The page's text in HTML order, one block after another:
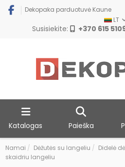
Dekopaka parduotuvė Kaune
LT
Susisiekite: +370 615
Katalogas Paieška
Namai Dėžutės su langeliu
Didelė
skaidriu langeliu